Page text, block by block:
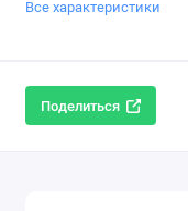
Все характеристики
Поделиться